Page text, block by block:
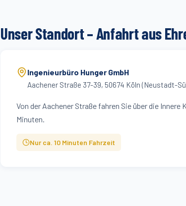
Unser Standort – Anfahrt aus
Ingenieurbüro Hunger GmbH
Aachener Straße 37-39, 50674 Köln (Neustadt-
Von der Aachener Straße fahren Sie über die
Minuten.
Nur ca. 10 Minuten Fahrzeit